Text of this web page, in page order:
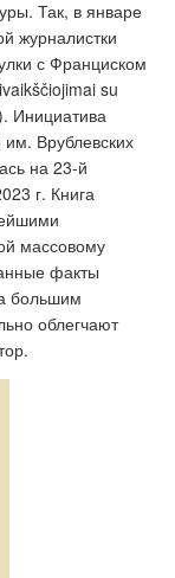
Так, в январе
журналистки
с Франциском
su
Инициатива
Врублевских
на 23-й
г. Книга
массовому
факты
большим
облегчают